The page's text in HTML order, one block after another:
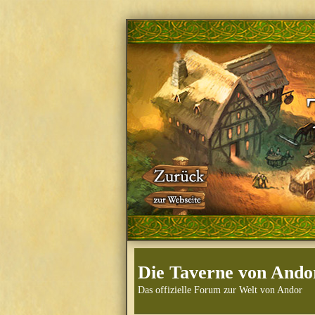
Die Taverne von
Das offizielle Forum zur Welt von Andor